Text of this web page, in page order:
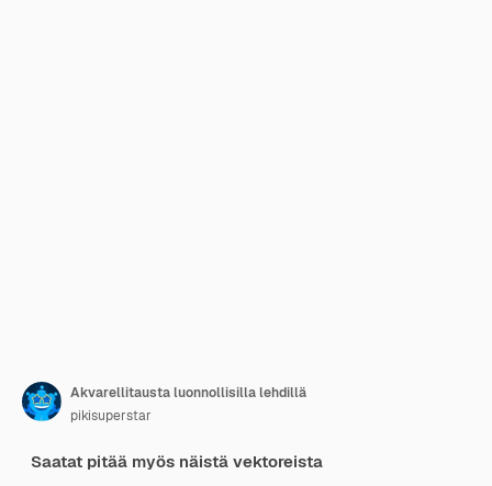
Akvarellitausta luonnollisilla lehdillä
pikisuperstar
Saatat pitää myös näistä vektoreista